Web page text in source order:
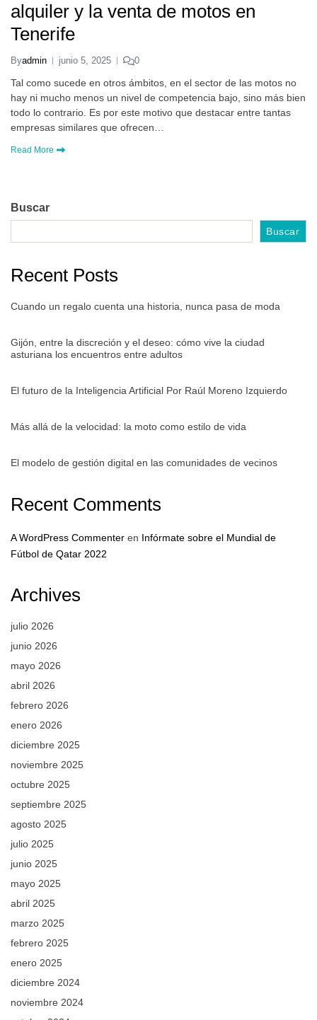
alquiler y la venta de motos en
Tenerife
Byadmin junio 5, 2025 0
Tal como sucede en otros ámbitos, en el sector de las motos no
hay ni mucho menos un nivel de competencia bajo, sino más bien
todo lo contrario. Es por este motivo que destacar entre tantas
empresas similares que ofrecen…
Read More
Buscar
Buscar
Recent Posts
Cuando un regalo cuenta una historia, nunca pasa de moda
Gijón, entre la discreción y el deseo: cómo vive la ciudad
asturiana los encuentros entre adultos
El futuro de la Inteligencia Artificial Por Raúl Moreno Izquierdo
Más allá de la velocidad: la moto como estilo de vida
El modelo de gestión digital en las comunidades de vecinos
Recent Comments
A WordPress Commenter en Infórmate sobre el Mundial de
Fútbol de Qatar 2022
Archives
julio 2026
junio 2026
mayo 2026
abril 2026
febrero 2026
enero 2026
diciembre 2025
noviembre 2025
octubre 2025
septiembre 2025
agosto 2025
julio 2025
junio 2025
mayo 2025
abril 2025
marzo 2025
febrero 2025
enero 2025
diciembre 2024
noviembre 2024